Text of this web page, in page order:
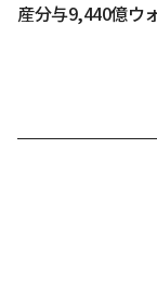
産分与9,440億ウ